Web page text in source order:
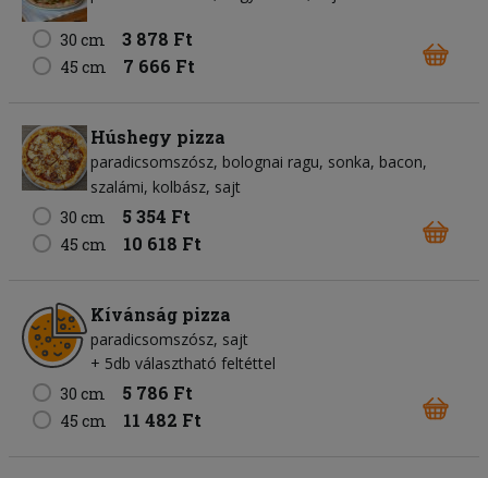
30 cm 3 878 Ft
45 cm 7 666 Ft
Húshegy pizza
paradicsomszósz bolognai ragu sonka bacon
szalámi kolbász sajt
30 cm
5 354 Ft
45 cm 10 618 Ft
Kívánság pizza
paradicsomszósz sajt
+ 5db választható feltéttel
30 cm
5 786 Ft
45 cm 11 482 Ft